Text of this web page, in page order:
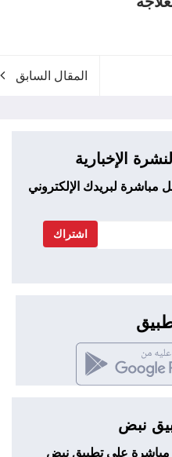
المقال السابق
الإخبارية
مباشرة لبريدك الإلكتروني
اشتراك
نبض
مباشرة علي تطبيق نبض